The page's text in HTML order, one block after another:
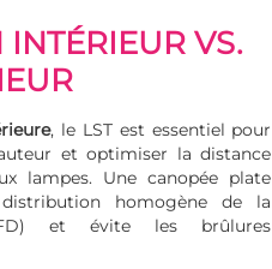
INTÉRIEUR VS.
, le LST est essentiel pour
et optimiser la distance
lampes. Une canopée plate
homogène de la
et évite les brûlures